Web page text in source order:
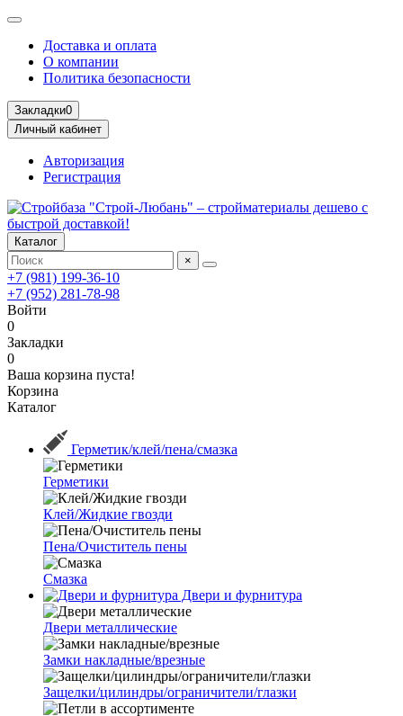
Доставка и оплата
О компании
Политика безопасности
Закладки0
Личный кабинет
Авторизация
Регистрация
Каталог
×
+7 (981) 199-36-10
+7 (952) 281-78-98
Войти
0
Закладки
0
Ваша корзина пуста!
Корзина
Каталог
Герметик/клей/пена/смазка
Герметики
Клей/Жидкие гвозди
Пена/Очиститель пены
Смазка
Двери и фурнитура
Двери металлические
Замки накладные/врезные
Защелки/цилиндры/ограничители/глазки